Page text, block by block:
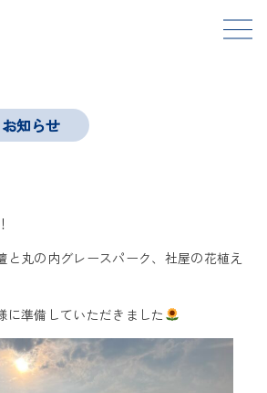
お知らせ
と丸の内グレースパーク、社屋の花植え
に準備していただきました